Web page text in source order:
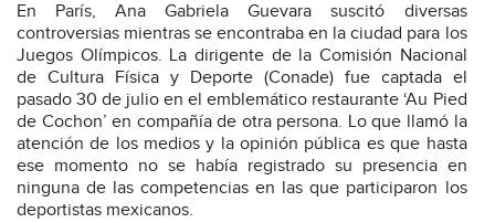
En París, Ana Gabriela Guevara suscitó diversas
controversias mientras se encontraba en la ciudad para los
Juegos Olímpicos. La dirigente de la Comisión Nacional
de Cultura Física y Deporte (Conade) fue captada el
pasado 30 de julio en el emblemático restaurante ‘Au Pied
de Cochon’ en compañía de otra persona. Lo que llamó la
atención de los medios y la opinión pública es que hasta
ese momento no se había registrado su presencia en
ninguna de las competencias en las que participaron los
deportistas mexicanos.